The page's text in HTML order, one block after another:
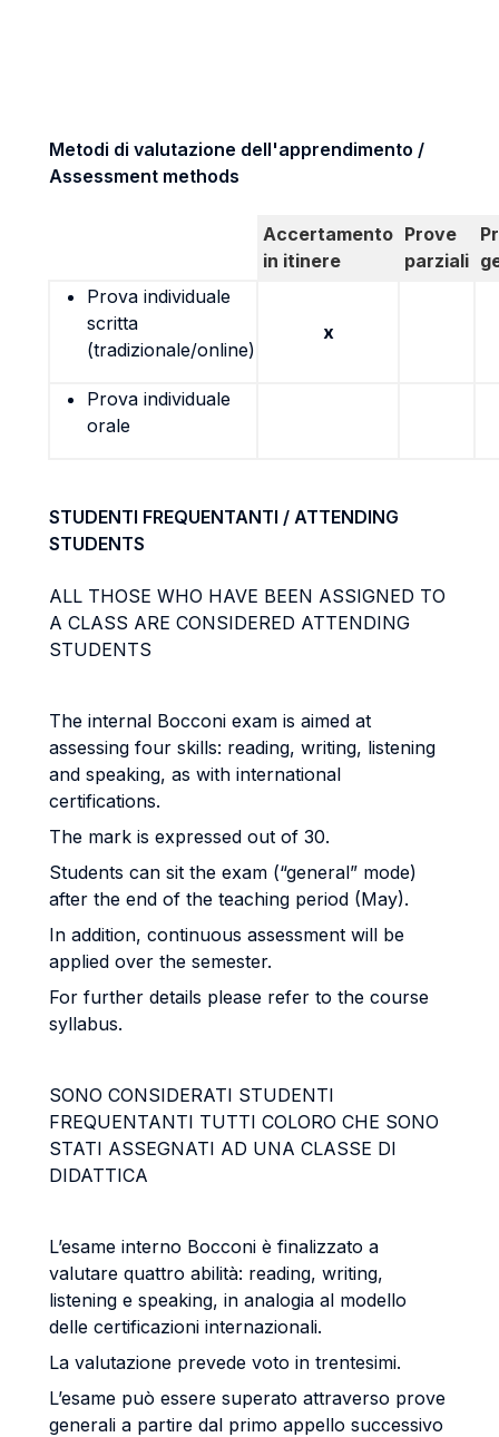
Metodi di valutazione dell'apprendimento /
Assessment methods
Accertamento
in itinere
Prove
parziali
Prova individuale
scritta
(tradizionale/online)
x
Prova individuale
orale
STUDENTI FREQUENTANTI / ATTENDING
STUDENTS
ALL THOSE WHO HAVE BEEN ASSIGNED TO
A CLASS ARE CONSIDERED ATTENDING
STUDENTS
The internal Bocconi exam is aimed at
assessing four skills: reading, writing, listening
and speaking, as with international
certifications.
The mark is expressed out of 30.
Students can sit the exam (“general” mode)
after the end of the teaching period (May).
In addition, continuous assessment will be
applied over the semester.
For further details please refer to the course
syllabus.
SONO CONSIDERATI STUDENTI
FREQUENTANTI TUTTI COLORO CHE SONO
STATI ASSEGNATI AD UNA CLASSE DI
DIDATTICA
L’esame interno Bocconi è finalizzato a
valutare quattro abilità: reading, writing,
listening e speaking, in analogia al modello
delle certificazioni internazionali.
La valutazione prevede voto in trentesimi.
L’esame può essere superato attraverso prove
generali a partire dal primo appello successivo